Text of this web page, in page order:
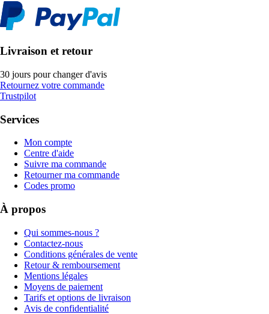
Livraison et retour
30 jours pour changer d'avis
Retournez votre commande
Trustpilot
Services
Mon compte
Centre d'aide
Suivre ma commande
Retourner ma commande
Codes promo
À propos
Qui sommes-nous ?
Contactez-nous
Conditions générales de vente
Retour & remboursement
Mentions légales
Moyens de paiement
Tarifs et options de livraison
Avis de confidentialité